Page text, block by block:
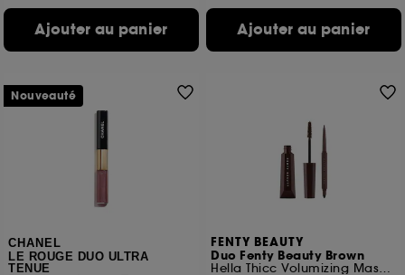
Ajouter au panier Ajouter au panier
CHANEL
LE ROUGE DUO ULTRA
TENUE
Nouveauté
FENTY BEAUTY
Duo Fenty Beauty Brown
Hella Thicc Volumizing Mascara et Fine Linez